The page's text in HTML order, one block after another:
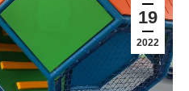
19
2022